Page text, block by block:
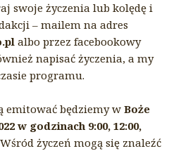
swoje życzenia lub kolędę i
– mailem na adres
albo przez facebookowy
napisać życzenia, a my
programu.
emitować będziemy wBoże
w godzinach 9:00, 12:00,
życzeń mogą się znaleźć